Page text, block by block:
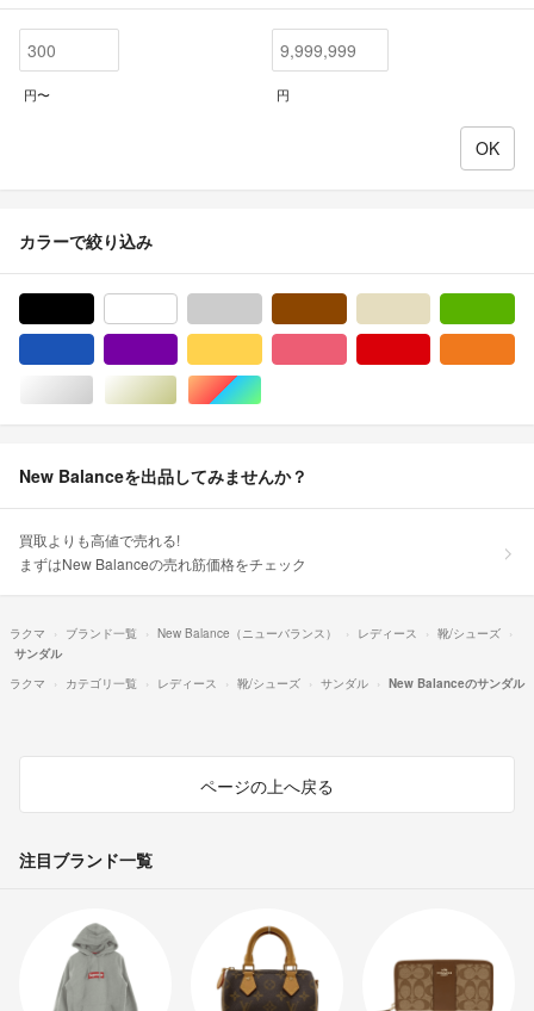
円〜 円
カラーで絞り込み
シルバー/銀色系ゴールド/金色系マルチカラー
New Balanceを出品してみませんか？
買取よりも高値で売れる!
まずはNew Balanceの売れ筋価格をチェック
ラクマ ブランド一覧 New Balance（ニューバランス） レディース
靴/シューズ
サンダル
ラクマ
カテゴリ一覧 レディース 靴/シューズ サンダル New Balanceのサンダル
ページの上へ戻る
注目ブランド一覧